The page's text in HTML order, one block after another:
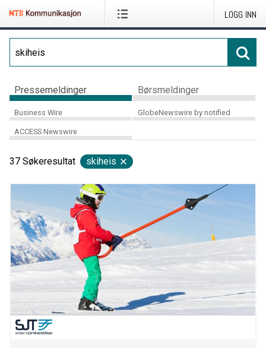
LOGG INN
Pressemeldinger Børsmeldinger
Business Wire GlobeNewswire by notified
ACCESS Newswire
37 Søkeresultat skiheis